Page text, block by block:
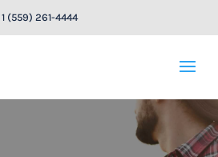
1 (559) 261-4444